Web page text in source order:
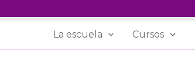
La escuela Cursos